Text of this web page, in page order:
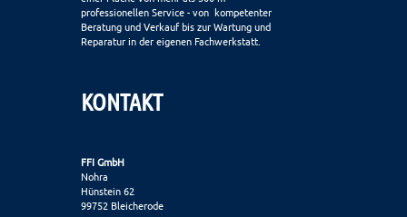
professionellen Service - von kompetenter
Beratung und Verkauf bis zur Wartung und
Reparatur in der eigenen Fachwerkstatt.
KONTAKT
FFI GmbH
Nohra
Hünstein 62
99752 Bleicherode